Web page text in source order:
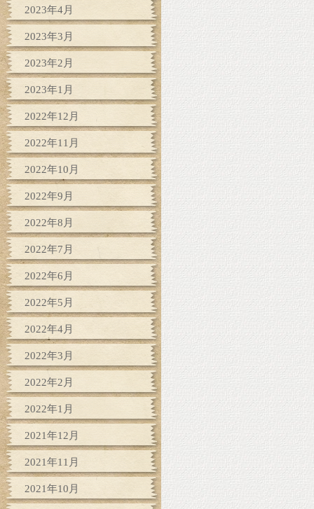
2023年4月
2023年3月
2023年2月
2023年1月
2022年12月
2022年11月
2022年10月
2022年9月
2022年8月
2022年7月
2022年6月
2022年5月
2022年4月
2022年3月
2022年2月
2022年1月
2021年12月
2021年11月
2021年10月